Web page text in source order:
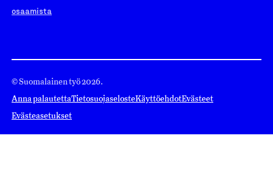
osaamista
© Suomalainen työ 2026.
Anna palautettaTietosuojaselosteKäyttöehdotEvästeet
Evästeasetukset